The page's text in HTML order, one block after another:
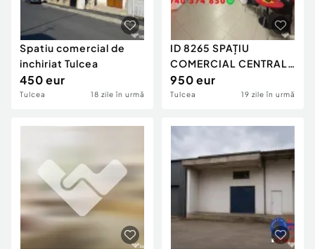
Spatiu comercial de
inchiriat Tulcea
450 eur
Tulcea 18 zile în urmă
ID 8265 SPAȚIU
COMERCIAL CENTRAL
– ÎNCHIRIERE
950 eur
Tulcea 19 zile în urmă